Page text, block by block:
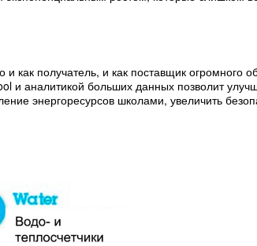
получатель, и как поставщик огромного
аналитикой больших данных позволит
энергоресурсов школами, увеличить